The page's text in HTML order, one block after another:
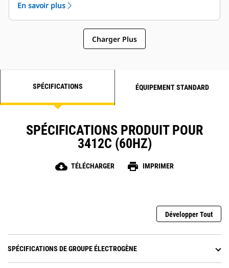
En savoir plus
Charger Plus
SPÉCIFICATIONS ÉQUIPEMENT STANDARD
SPÉCIFICATIONS PRODUIT POUR
3412C (60HZ)
cloud_download TÉLÉCHARGER print IMPRIMER
Développer Tout
SPÉCIFICATIONS DE GROUPE ÉLECTROGÈNE